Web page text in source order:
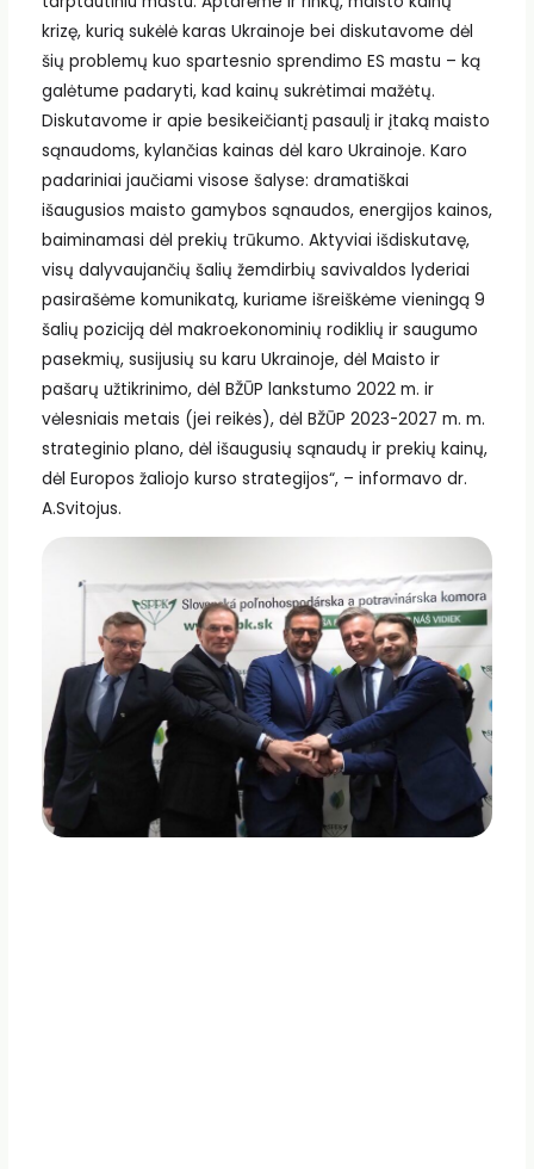
krizę, kurią sukėlė karas Ukrainoje bei diskutavome dėl
šių problemų kuo spartesnio sprendimo ES mastu – ką
galėtume padaryti, kad kainų sukrėtimai mažėtų.
Diskutavome ir apie besikeičiantį pasaulį ir įtaką maisto
sąnaudoms, kylančias kainas dėl karo Ukrainoje. Karo
padariniai jaučiami visose šalyse: dramatiškai
išaugusios maisto gamybos sąnaudos, energijos kainos,
baiminamasi dėl prekių trūkumo. Aktyviai išdiskutavę,
visų dalyvaujančių šalių žemdirbių savivaldos lyderiai
pasirašėme komunikatą, kuriame išreiškėme vieningą 9
šalių poziciją dėl makroekonominių rodiklių ir saugumo
pasekmių, susijusių su karu Ukrainoje, dėl Maisto ir
pašarų užtikrinimo, dėl BŽŪP lankstumo 2022 m. ir
vėlesniais metais (jei reikės), dėl BŽŪP 2023-2027 m. m.
strateginio plano, dėl išaugusių sąnaudų ir prekių kainų,
dėl Europos žaliojo kurso strategijos“, – informavo dr.
A.Svitojus.